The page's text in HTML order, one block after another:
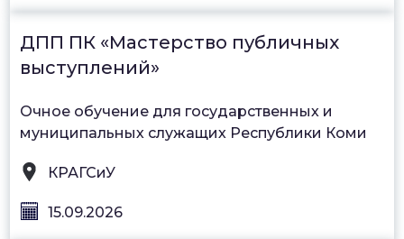
ДПП ПК «Мастерство публичных
выступлений»
Очное обучение для государственных и
муниципальных служащих Республики Коми
КРАГСиУ
15.09.2026